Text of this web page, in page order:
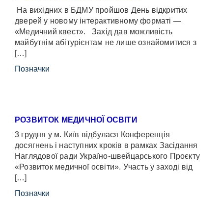
На вихідних в БДМУ пройшов День відкритих
дверей у новому інтерактивному форматі —
«Медичний квест». Захід дав можливість
майбутнім абітурієнтам не лише ознайомитися з
[…]
Позначки
РОЗВИТОК МЕДИЧНОЇ ОСВІТИ
3 грудня у м. Київ відбулася Конференція
досягнень і наступних кроків в рамках Засідання
Наглядової ради Україно-швейцарського Проєкту
«Розвиток медичної освіти». Участь у заході від
[…]
Позначки